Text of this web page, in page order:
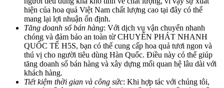
hiện của hoa quả Việt Nam chất lượng cao tại đây có thể
mang lại lợi nhuận ổn định.
Tăng doanh số bán hàng: Với dịch vụ vận chuyển nhanh
chóng và đảm bảo an toàn từ CHUYỂN PHÁT NHANH
QUỐC TẾ H5S, bạn có thể cung cấp hoa quả tươi ngon và
thú vị cho người tiêu dùng Hàn Quốc. Điều này có thể giúp
tăng doanh số bán hàng và xây dựng mối quan hệ lâu dài với
khách hàng.
Tiết kiệm thời gian và công sức: Khi hợp tác với chúng tôi,